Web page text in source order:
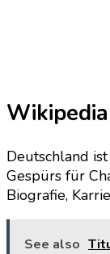
Deutschland
Gespürs für
Biografie,
See also